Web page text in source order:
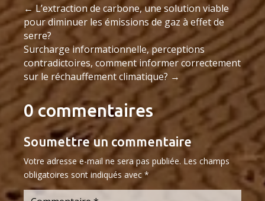
←L’extraction de carbone, une solution viable
pour diminuer les émissions de gaz à effet de
serre?
Surcharge informationnelle, perceptions
contradictoires, comment informer correctement
sur le réchauffement climatique? →
0 commentaires
Soumettre un commentaire
Votre adresse e-mail ne sera pas publiée. Les champs
obligatoires sont indiqués avec *